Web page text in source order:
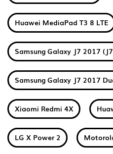
Huawei MediaPad T3 8 LTE
Samsung Galaxy J7 2017
Samsung Galaxy J7 2017
Xiaomi Redmi 4X
LG X Power 2